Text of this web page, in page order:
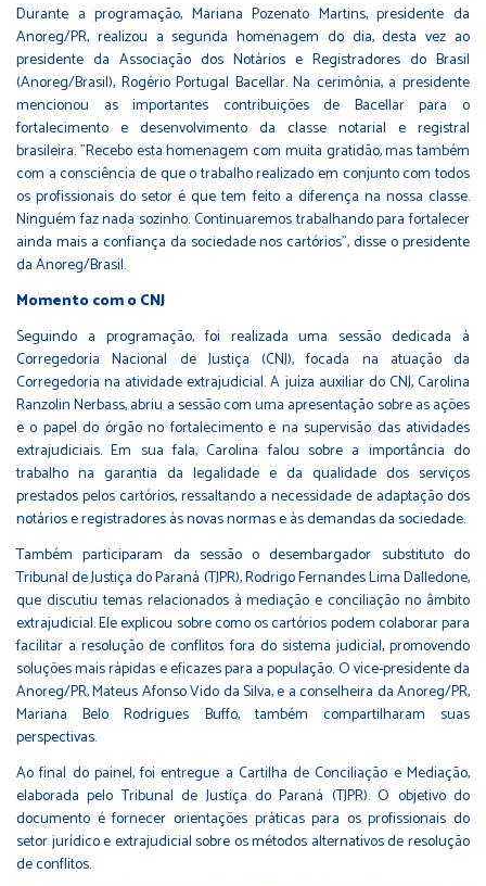
Durante a programação, Mariana Pozenato Martins, presidente da
Anoreg/PR, realizou a segunda homenagem do dia, desta vez ao
presidente da Associação dos Notários e Registradores do Brasil
(Anoreg/Brasil), Rogério Portugal Bacellar. Na cerimônia, a presidente
mencionou as importantes contribuições de Bacellar para o
fortalecimento e desenvolvimento da classe notarial e registral
brasileira. "Recebo esta homenagem com muita gratidão, mas também
com a consciência de que o trabalho realizado em conjunto com todos
os profissionais do setor é que tem feito a diferença na nossa classe.
Ninguém faz nada sozinho. Continuaremos trabalhando para fortalecer
ainda mais a confiança da sociedade nos cartórios”, disse o presidente
da Anoreg/Brasil.
Momento com o CNJ
Seguindo a programação, foi realizada uma sessão dedicada à
Corregedoria Nacional de Justiça (CNJ), focada na atuação da
Corregedoria na atividade extrajudicial. A juíza auxiliar do CNJ, Carolina
Ranzolin Nerbass, abriu a sessão com uma apresentação sobre as ações
e o papel do órgão no fortalecimento e na supervisão das atividades
extrajudiciais. Em sua fala, Carolina falou sobre a importância do
trabalho na garantia da legalidade e da qualidade dos serviços
prestados pelos cartórios, ressaltando a necessidade de adaptação dos
notários e registradores às novas normas e às demandas da sociedade.
Também participaram da sessão o desembargador substituto do
Tribunal de Justiça do Paraná (TJPR), Rodrigo Fernandes Lima Dalledone,
que discutiu temas relacionados à mediação e conciliação no âmbito
extrajudicial. Ele explicou sobre como os cartórios podem colaborar para
facilitar a resolução de conflitos fora do sistema judicial, promovendo
soluções mais rápidas e eficazes para a população. O vice-presidente da
Anoreg/PR, Mateus Afonso Vido da Silva, e a conselheira da Anoreg/PR,
Mariana Belo Rodrigues Buffo, também compartilharam suas
perspectivas.
Ao final do painel, foi entregue a Cartilha de Conciliação e Mediação,
elaborada pelo Tribunal de Justiça do Paraná (TJPR). O objetivo do
documento é fornecer orientações práticas para os profissionais do
setor jurídico e extrajudicial sobre os métodos alternativos de resolução
de conflitos.